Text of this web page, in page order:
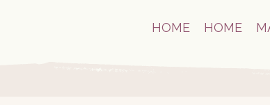
HOME HOME